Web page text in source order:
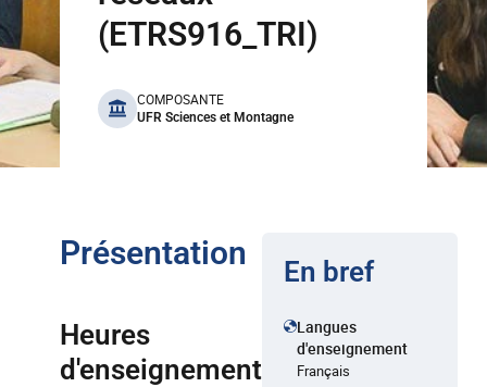
(ETRS916_TRI)
benefits
COMPOSANTE
UFR Sciences et Montagne
Présentation
Heures
d'enseignement
En bref
Langues
d'enseignement
Français